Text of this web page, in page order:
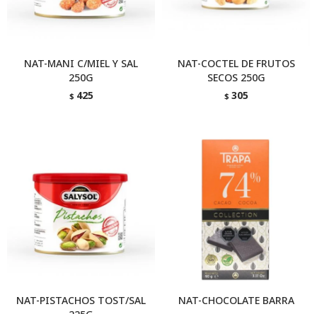
NAT-MANI C/MIEL Y SAL
250G
$ 425
NAT-COCTEL DE FRUTOS
SECOS 250G
$ 305
NAT-PISTACHOS TOST/SAL
NAT-CHOCOLATE BARRA